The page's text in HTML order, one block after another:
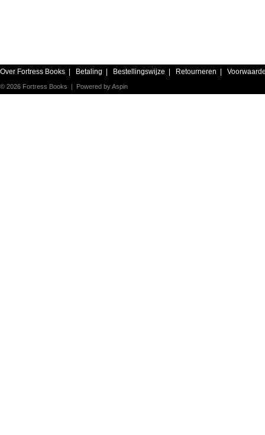
Over Fortress Books Betaling Bestellingswijze Retourneren
© 2026 Fortress Books | Powered byAspin